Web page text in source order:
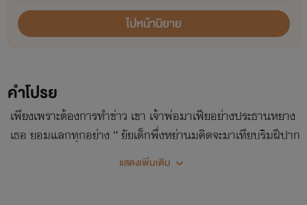
ไปหน้านิยาย
คำโปรย
เพียงเพราะต้องการทำข่าว เขา เจ้าพ่อมาเฟียอย่างประธานหยาง
เธอ ยอมแลกทุกอย่าง “ ยัยเด็กพึ่งหย่านมคิดจะมาเทียบริมฝีปาก
แสดงเพิ่มเติม